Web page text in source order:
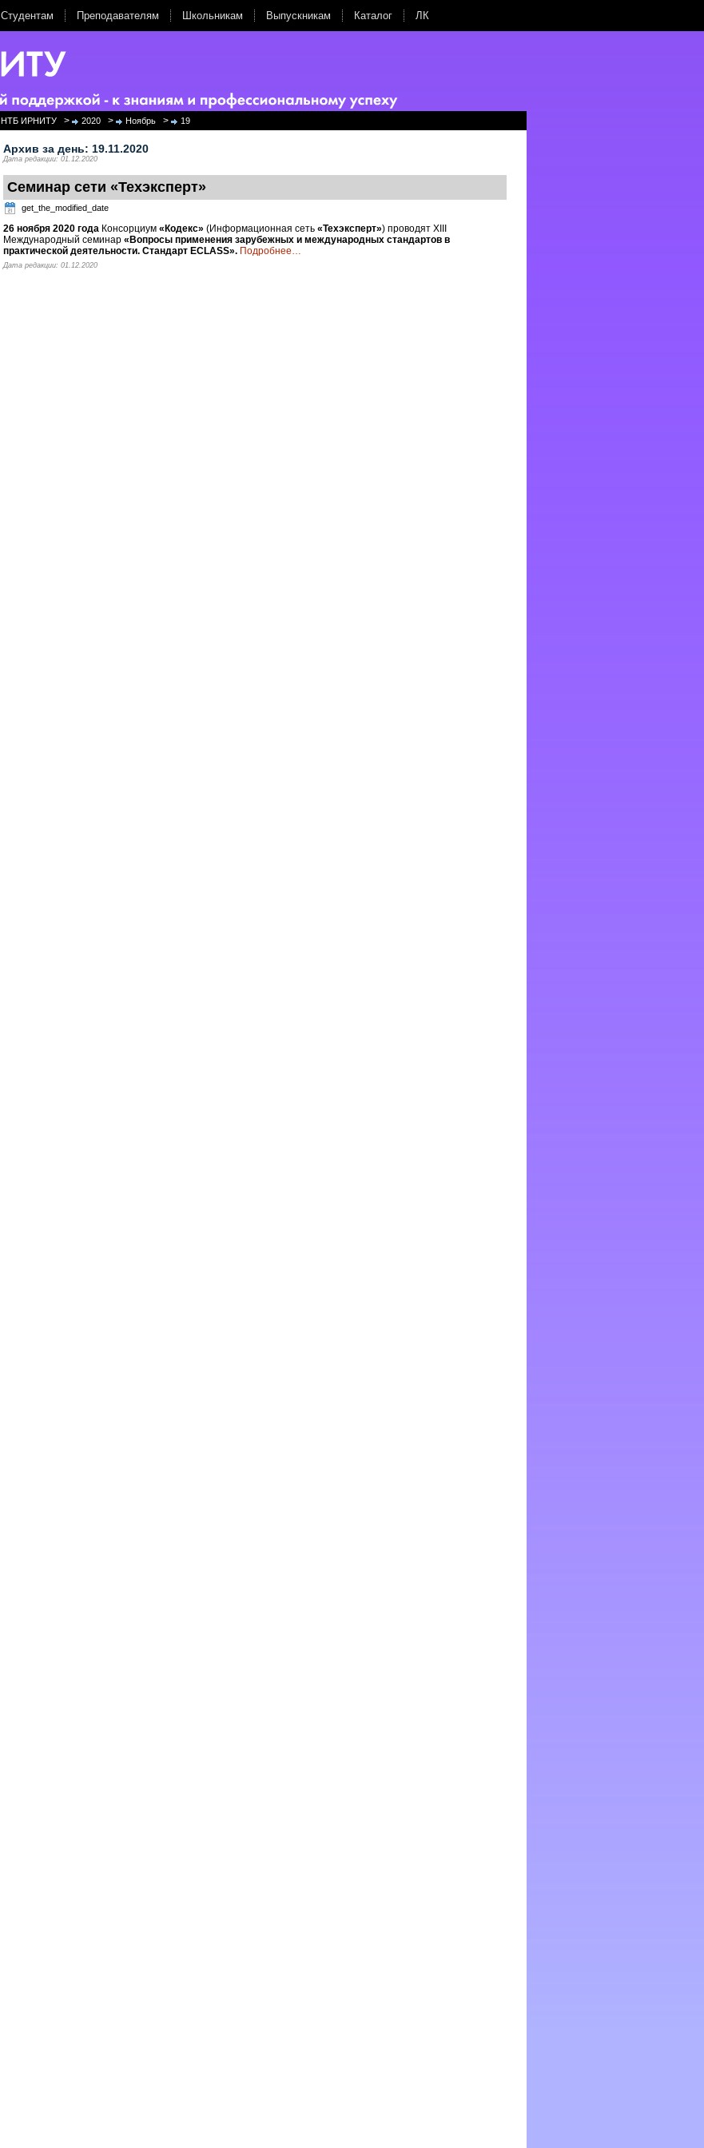
Студентам Преподавателям Школьникам Выпускникам Каталог ЛК
НТБ ИРНИТУ > 2020 > Ноябрь > 19
Архив за день: 19.11.2020
Дата редакции: 01.12.2020
Семинар сети «Техэксперт»
get_the_modified_date
26 ноября 2020 года Консорциум «Кодекс» (Информационная сеть «Техэксперт») проводят XIII
Международный семинар «Вопросы применения зарубежных и международных стандартов в
практической деятельности. Стандарт ECLASS». Подробнее…
Дата редакции: 01.12.2020